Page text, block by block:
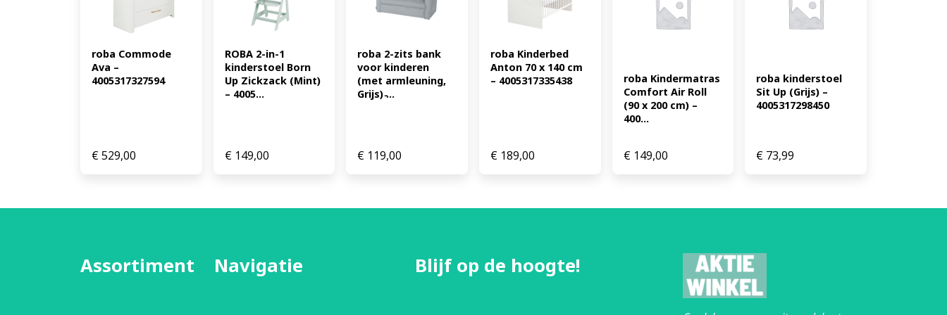
roba Commode
Ava –
4005317327594
€529,00
ROBA 2-in-1
kinderstoel Born
Up Zickzack (Mint)
– 4005...
€149,00
roba 2-zits bank
voor kinderen
(met armleuning,
Grijs) ̵...
€ 119,00
roba Kinderbed
Anton 70 x 140 cm
– 4005317335438
€189,00
roba Kindermatras
Comfort Air Roll
(90 x 200 cm) –
400...
€149,00
roba kinderstoel
Sit Up (Grijs) –
4005317298450
€ 73,99
Assortiment Navigatie Blijf op de hoogte!